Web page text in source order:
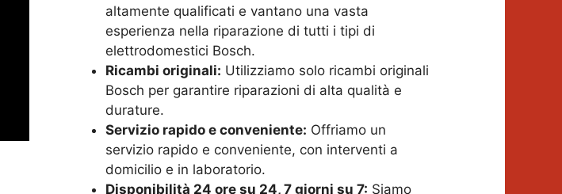
altamente qualificati e vantano una vasta
esperienza nella riparazione di tutti i tipi di
elettrodomestici Bosch.
Ricambi originali: Utilizziamo solo ricambi originali
Bosch per garantire riparazioni di alta qualità e
durature.
Servizio rapido e conveniente: Offriamo un
servizio rapido e conveniente, con interventi a
domicilio e in laboratorio.
Disponibilità 24 ore su 24, 7 giorni su 7: Siamo